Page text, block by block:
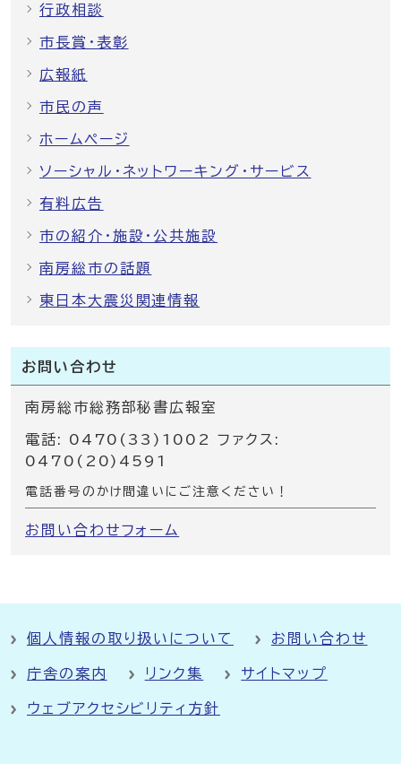
行政相談
市長賞・表彰
広報紙
市民の声
ホームページ
ソーシャル・ネットワーキング・サービス
有料広告
市の紹介・施設・公共施設
南房総市の話題
東日本大震災関連情報
お問い合わせ
南房総市総務部秘書広報室
電話: 0470(33)1002 ファクス:
0470(20)4591
電話番号のかけ間違いにご注意ください！
お問い合わせフォーム
個人情報の取り扱いについて お問い合わせ
庁舎の案内 リンク集 サイトマップ
ウェブアクセシビリティ方針